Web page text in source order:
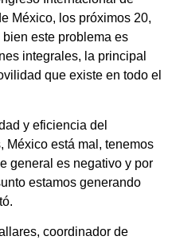
México, los próximos 20,
este problema es
integrales, la principal
que existe en todo el
y eficiencia del
México está mal, tenemos
general es negativo y por
estamos generando
coordinador de